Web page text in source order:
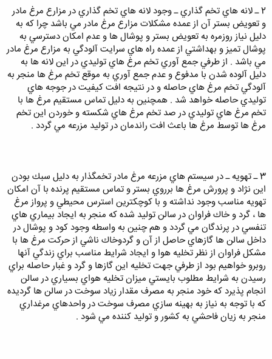
2 ـ لانه هاي تخم گذاري ـ وجود لانه هاي تخم گذاري در مزارع مرغ مادر
و تعويض بستر آن از عمده مشكلات مزارع مرغ مادر مي باشد چرا كه به
دليل نياز روزمره به تعويض بستر و پوشال ها و عدم امكان دسترسي به
پوشال تميز و بهداشتي از عمده راه هاي سرايت آلودگي به مزارع مرغ مادر
مي باشد . از طرفي جمع آوري تخم مرغ هاي توليدي در اين لانه ها به
دليل آلوده شدن با مدفوع و عدم جمع آوري به موقع تخم مرغ ها منجر به
آلودگي تخم مرغ هاي حاصله و در نتيجه افت كيفيت در جوجه هاي
توليدي حاصله خواهد شد . همچنين به دليل تماس مستقيم مرغ ها با
تخم مرغ هاي توليدي در صد تخم مرغ هاي شكسته و خوردن اين تخم
مرغ ها توسط مرغ ها باعث افت راندمان در توليد مزرعه مي گردد .
3 ـ تهويه ـ در سيستم هاي مزرعه مرغ مادر تخمگذار به دليل سبك بودن
اين نژاد و پرورش مرغ ها برروي بستر و تماس مستقيم پرنده با آن امكان
تهويه مناسب وجود نداشته و با كوچكترين استرس محيطي و پرواز مرغ
ها ، گرد و خاك فراوان در سالن توليد شده كه منجر به ايجاد بيماري هاي
تنفسي در پرندگان مي گردد و هم چنين به واسطه وجود كود و پوشال در
داخل سالن ها گازهاي حاصل از آن و گردوخاك ناشي از حركت مرغ ها با
مشكل فراوان از نظر تخليه هوا و ايجاد شرايط مناسب براي زندگي آنها
روبرو خواهيم بود از طرفي جهت تخليه اين گازها و گرد و غبار حاصله براي
رسيدن به شرايط مطلوب بايستي ميزان تخليه هواي بسياري در سالن
انجام پذيرد كه خود منجر به مصرف مقدار زياد سوخت در سالن ها گرديده
كه با توجه به نياز به بهينه سازي مصرف سوخت در واحدهاي مرغداري
منجر به زيان فاحشي به كشور و توليد كننده مي شود .